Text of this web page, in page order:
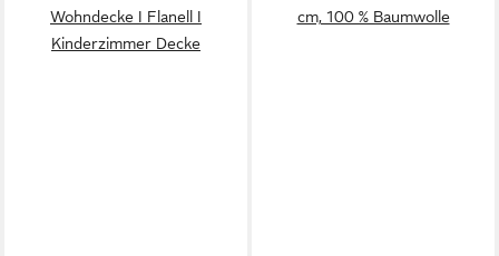
Wohndecke I Flanell I
Kinderzimmer Decke
cm, 100 % Baumwolle